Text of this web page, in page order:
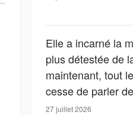
Elle a incarné la
plus détestée de
maintenant, tout
cesse de parler
apparition dans la
27 juillet 2026